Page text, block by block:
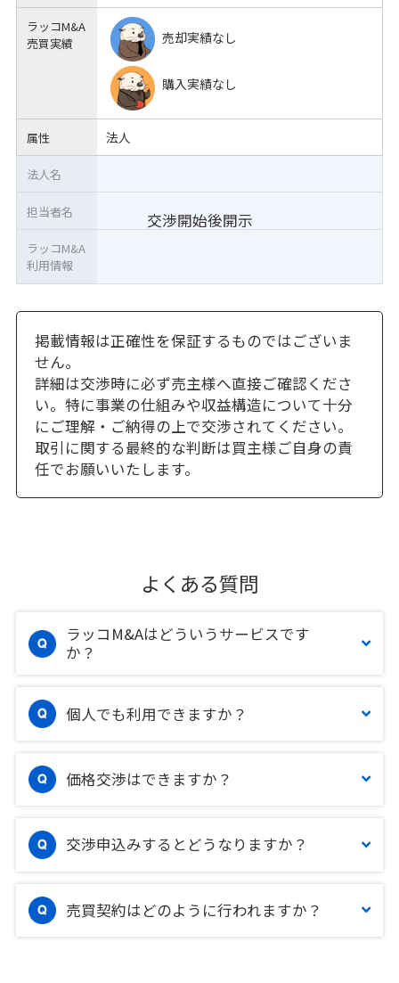
ラッコM&A
売買実績
売却実績なし
購入実績なし
属性 法人
交渉開始後開示
法人名
担当者名
ラッコM&A
利用情報
掲載情報は正確性を保証するものではございま
せん。
詳細は交渉時に必ず売主様へ直接ご確認くださ
い。特に事業の仕組みや収益構造について十分
にご理解・ご納得の上で交渉されてください。
取引に関する最終的な判断は買主様ご自身の責
任でお願いいたします。
よくある質問
ラッコM&Aはどういうサービスです
か？
個人でも利用できますか？
価格交渉はできますか？
交渉申込みするとどうなりますか？
売買契約はどのように行われますか？